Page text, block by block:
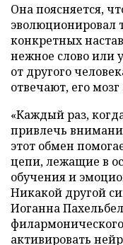
Она поясняется,
эволюционировал
конкретных
нежное слово или
от другого
отвечают, его
«Каждый раз,
привлечь
этот обмен
цепи, лежащие в
обучения и
Никакой другой
Иоганна
активировать